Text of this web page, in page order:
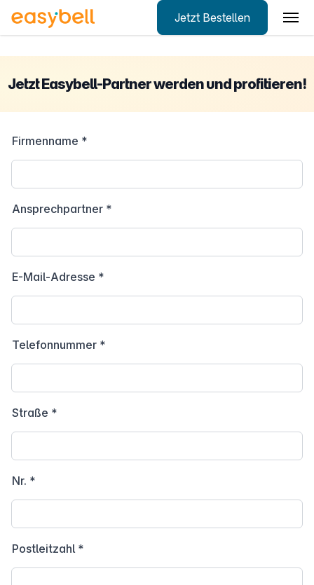
Jetzt Bestellen
Jetzt Easybell-Partner werden und profitieren!
Firmenname *
Ansprechpartner *
E-Mail-Adresse *
Telefonnummer *
Straße *
Nr. *
Postleitzahl *